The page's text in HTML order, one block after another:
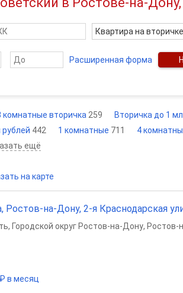
Квартира на вторичке
Расширенная форма
комнатные вторичка 259 Вторичка до 1
442 1 комнатные 711 4
ещё
на карте
Ростов-на-Дону, 2-я Краснодарская
в месяц
, Городской округ Ростов-на-Дону, Ростов-